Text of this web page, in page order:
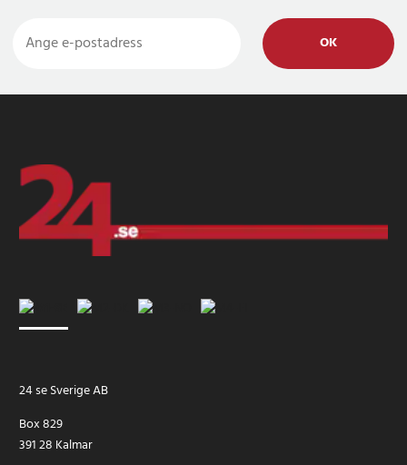
OK
24 se Sverige AB
Box 829
391 28 Kalmar